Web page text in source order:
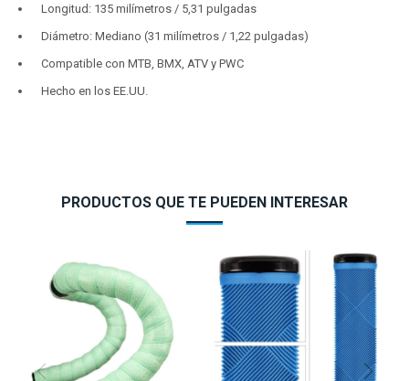
Longitud: 135 milímetros / 5,31 pulgadas
Diámetro: Mediano (31 milímetros / 1,22 pulgadas)
Compatible con MTB, BMX, ATV y PWC
Hecho en los EE.UU.
PRODUCTOS QUE TE PUEDEN INTERESAR